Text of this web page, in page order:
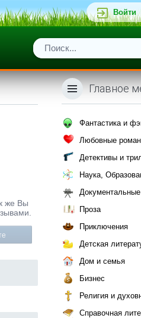
Войти
же Вы
Главное
Фантастика и
Любовные
Детективы и
Наука,
Документальные
Проза
Приключения
Детская
Дом и семья
Бизнес
Религия и
Справочная